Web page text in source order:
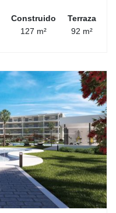
Construido
127 m²
Terraza
92 m²